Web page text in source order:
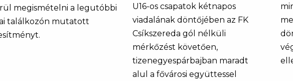
megismételni a legutóbbi
találkozón mutatott
U16-os csapatok kétnapos
viadalának döntőjében az FK
Csíkszereda gól nélküli
mérkőzést követően,
tizenegyespárbajban maradt
alul a fővárosi együttessel